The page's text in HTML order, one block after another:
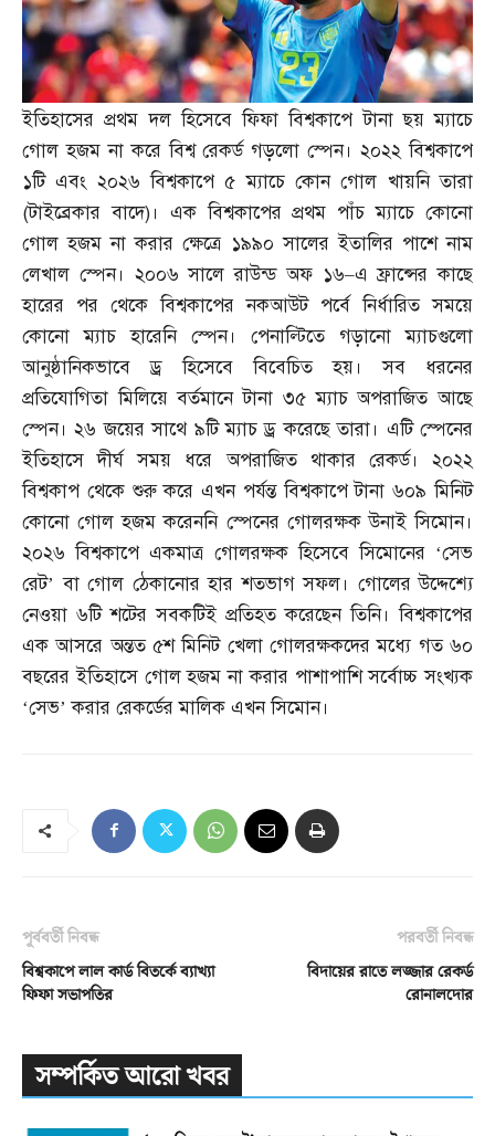
ইতিহাসের প্রথম দল হিসেবে ফিফা বিশ্বকাপে টানা ছয় ম্যাচে
গোল হজম না করে বিশ্ব রেকর্ড গড়লো স্পেন। ২০২২ বিশ্বকাপে
১টি এবং ২০২৬ বিশ্বকাপে ৫ ম্যাচে কোন গোল খায়নি তারা
(টাইব্রেকার বাদে)। এক বিশ্বকাপের প্রথম পাঁচ ম্যাচে কোনো
গোল হজম না করার ক্ষেত্রে ১৯৯০ সালের ইতালির পাশে নাম
লেখাল স্পেন। ২০০৬ সালে রাউন্ড অফ ১৬–এ ফ্রান্সের কাছে
হারের পর থেকে বিশ্বকাপের নকআউট পর্বে নির্ধারিত সময়ে
কোনো ম্যাচ হারেনি স্পেন। পেনাল্টিতে গড়ানো ম্যাচগুলো
আনুষ্ঠানিকভাবে ড্র হিসেবে বিবেচিত হয়। সব ধরনের
প্রতিযোগিতা মিলিয়ে বর্তমানে টানা ৩৫ ম্যাচ অপরাজিত আছে
স্পেন। ২৬ জয়ের সাথে ৯টি ম্যাচ ড্র করেছে তারা। এটি স্পেনের
ইতিহাসে দীর্ঘ সময় ধরে অপরাজিত থাকার রেকর্ড। ২০২২
বিশ্বকাপ থেকে শুরু করে এখন পর্যন্ত বিশ্বকাপে টানা ৬০৯ মিনিট
কোনো গোল হজম করেননি স্পেনের গোলরক্ষক উনাই সিমোন।
২০২৬ বিশ্বকাপে একমাত্র গোলরক্ষক হিসেবে সিমোনের ‘সেভ
রেট’ বা গোল ঠেকানোর হার শতভাগ সফল। গোলের উদ্দেশ্যে
নেওয়া ৬টি শটের সবকটিই প্রতিহত করেছেন তিনি। বিশ্বকাপের
এক আসরে অন্তত ৫শ মিনিট খেলা গোলরক্ষকদের মধ্যে গত ৬০
বছরের ইতিহাসে গোল হজম না করার পাশাপাশি সর্বোচ্চ সংখ্যক
‘সেভ’ করার রেকর্ডের মালিক এখন সিমোন।
পূর্ববর্তী নিবন্ধ
বিশ্বকাপে লাল কার্ড বিতর্কে ব্যাখ্যা
ফিফা সভাপতির
পরবর্তী নিবন্ধ
বিদায়ের রাতে লজ্জার রেকর্ড
রোনালদোর
সম্পর্কিত আরো খবর